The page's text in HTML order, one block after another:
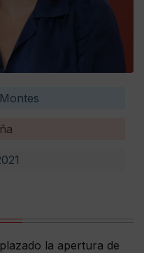
la apertura de